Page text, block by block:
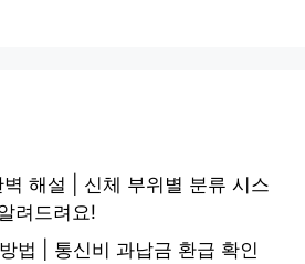
해설 | 신체 부위별 분류 시스
려드려요!
법 | 통신비 과납금 환급 확인